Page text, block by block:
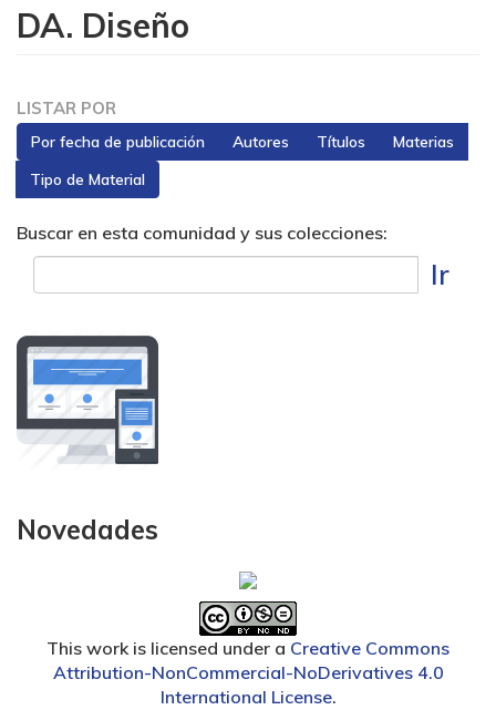
DA. Diseño
LISTAR POR
Por fecha de publicación Autores Títulos
Materias
Tipo de Material
Buscar en esta comunidad y sus colecciones:
Ir
Novedades
This work is licensed under a Creative Commons
Attribution-NonCommercial-NoDerivatives 4.0
International License.